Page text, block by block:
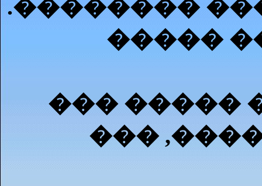
.��������
�����
��� �����
���